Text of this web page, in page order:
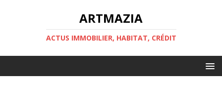
ARTMAZIA
ACTUS IMMOBILIER, HABITAT, CRÉDIT